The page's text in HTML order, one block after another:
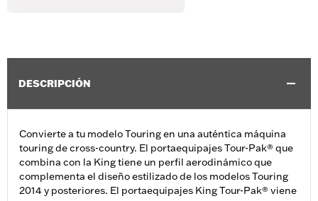
DESCRIPCIÓN
Convierte a tu modelo Touring en una auténtica máquina
touring de cross-country. El portaequipajes Tour-Pak® que
combina con la King tiene un perfil aerodinámico que
complementa el diseño estilizado de los modelos Touring
2014 y posteriores. El portaequipajes King Tour-Pak® viene